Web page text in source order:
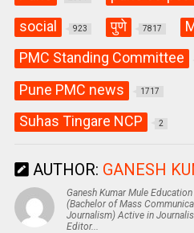
social 923 पुणे 7817
PMC Standing Committee
Pune PMC news 1717
Suhas Tingare NCP 2
AUTHOR: GANESH
Ganesh Kumar Mule
(Bachelor of Mass
Journalism) Active in
Editor...